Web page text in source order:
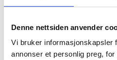
Denne nettsiden anvender
Vi bruker informasjonskapsler
annonser et personlig preg,
Johan Halvorsen (1864-1935): Norsk
folketonen «Han Ole» og en
Edvard Bræin/Paul Ohrvik: Sangen til
vers)